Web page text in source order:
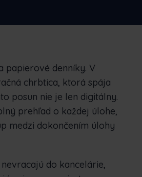
papierové denníky. V
chrbtica, ktorá spája
posun nie je len digitálny.
prehľad o každej úlohe,
medzi dokončením úlohy
do kancelárie,